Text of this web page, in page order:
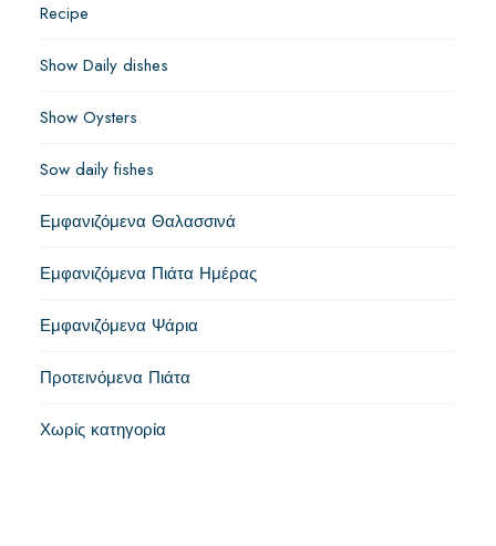
Recipe
Show Daily dishes
Show Oysters
Sow daily fishes
Εμφανιζόμενα Θαλασσινά
Εμφανιζόμενα Πιάτα Ημέρας
Εμφανιζόμενα Ψάρια
Προτεινόμενα Πιάτα
Χωρίς κατηγορία